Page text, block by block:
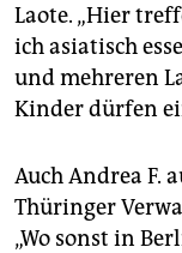
Laote. „Hier
ich asiatisch
und mehreren
Kinder dürfen
Auch Andrea F.
Thüringer
„Wo sonst in